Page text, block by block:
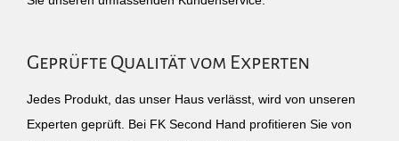
Geprüfte Qualität vom Experten
Jedes Produkt, das unser Haus verlässt, wird von unseren
Experten geprüft. Bei FK Second Hand profitieren Sie von